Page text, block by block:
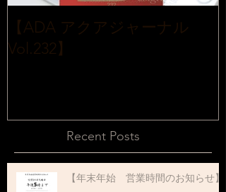
【ADA アクアジャーナル
Vol.232】
Recent Posts
【年末年始 営業時間のお知らせ】